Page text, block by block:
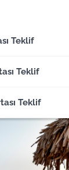
Teklif
Teklif
Teklif